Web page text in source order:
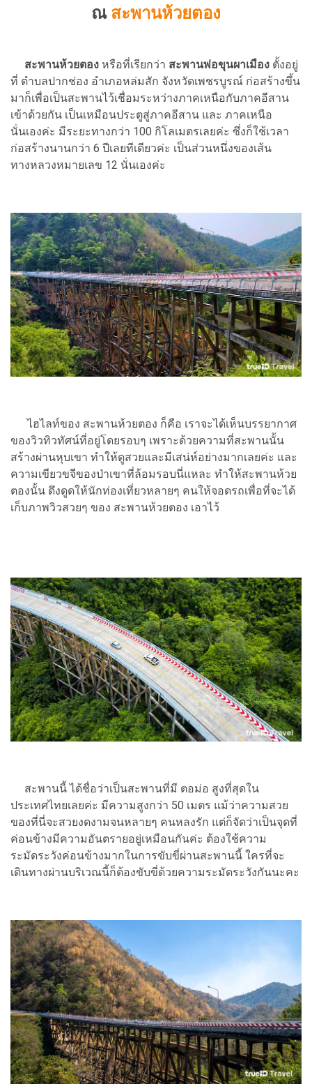
ณ สะพานห้วยตอง
สะพานห้วยตอง หรือที่เรียกว่า สะพานพ่อขุนผาเมือง ตั้งอยู่
ที่ ตำบลปากช่อง อำเภอหล่มสัก จังหวัดเพชรบูรณ์ ก่อสร้างขึ้น
มาก็เพื่อเป็นสะพานไว้เชื่อมระหว่างภาคเหนือกับภาคอีสาน
เข้าด้วยกัน เป็นเหมือนประตูสู่ภาคอีสาน และ ภาคเหนือ
นั่นเองค่ะ มีระยะทางกว่า 100 กิโลเมตรเลยค่ะ ซึ่งก็ใช้เวลา
ก่อสร้างนานกว่า 6 ปีเลยทีเดียวค่ะ เป็นส่วนหนึ่งของเส้น
ทางหลวงหมายเลข 12 นั่นเองค่ะ
ไฮไลท์ของ สะพานห้วยตอง ก็คือ เราจะได้เห็นบรรยากาศ
ของวิวทิวทัศน์ที่อยู่โดยรอบๆ เพราะด้วยความที่สะพานนั้น
สร้างผ่านหุบเขา ทำให้ดูสวยและมีเสน่ห์อย่างมากเลยค่ะ และ
ความเขียวขจีของป่าเขาที่ล้อมรอบนี่แหละ ทำให้สะพานห้วย
ตองนั้น ดึงดูดให้นักท่องเที่ยวหลายๆ คนให้จอดรถเพื่อที่จะได้
เก็บภาพวิวสวยๆ ของ สะพานห้วยตอง เอาไว้
สะพานนี้ ได้ชื่อว่าเป็นสะพานที่มี ตอม่อ สูงที่สุดใน
ประเทศไทยเลยค่ะ มีความสูงกว่า 50 เมตร แม้ว่าความสวย
ของที่นี่จะสวยงดงามจนหลายๆ คนหลงรัก แต่ก็จัดว่าเป็นจุดที่
ค่อนข้างมีความอันตรายอยู่เหมือนกันค่ะ ต้องใช้ความ
ระมัดระวังค่อนข้างมากในการขับขี่ผ่านสะพานนี้ ใครที่จะ
เดินทางผ่านบริเวณนี้ก็ต้องขับขี่ด้วยความระมัดระวังกันนะคะ